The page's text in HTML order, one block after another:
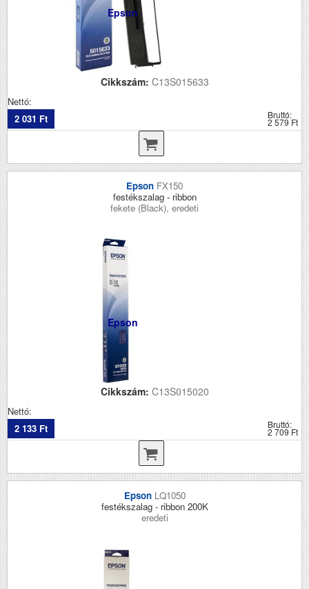
Epson
Cikkszám: C13S015633
Nettó:
2 031 Ft
Bruttó:
2 579 Ft
Epson FX150
festékszalag - ribbon
fekete (Black), eredeti
Epson
Cikkszám: C13S015020
Nettó:
2 133 Ft
Bruttó:
2 709 Ft
Epson LQ1050
festékszalag - ribbon 200K
eredeti